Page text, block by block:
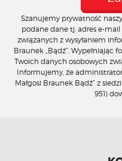
Szanujemy prywatność
podane dane tj. adres e-
związanych z wysyłaniem
Braunek „Bądź”. Wypełniając
Twoich danych osobowych
Informujemy, że
Małgosi Braunek Bądź” z
951)